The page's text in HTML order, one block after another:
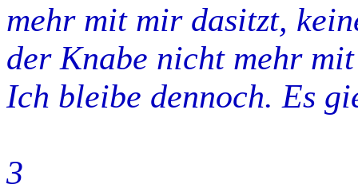
mehr mit mir dasitzt,
der Knabe nicht mehr
Ich bleibe dennoch. Es
3